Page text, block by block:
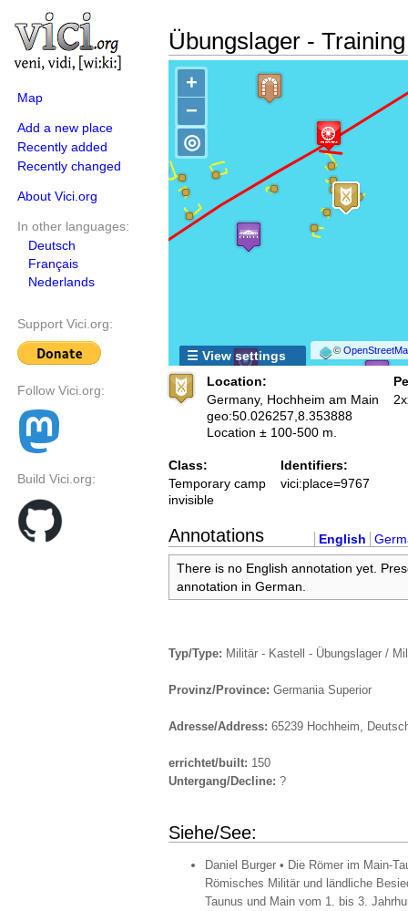
Map
Add a new place
Recently added
Recently changed
About Vici.org
In other languages:
Deutsch
Français
Nederlands
Support Vici.org:
Follow Vici.org:
Build Vici.org:
Übungslager -
+
−
©
◎
☰ View settings
Location:
Germany, Hochheim am Main
geo:50.026257,8.353888
Location ± 100-500 m.
Class:
Temporary camp
invisible
Identifiers:
vici:place=9767
Annotations English
There is no English annotation yet.
annotation in German.
Typ/Type: Militär - Kastell - Übungslager /
Provinz/Province: Germania Superior
Adresse/Address: 65239 Hochheim,
errichtet/built: 150
Untergang/Decline: ?
Siehe/See:
Daniel Burger • Die Römer im Main-
Römisches Militär und ländliche
Taunus und Main vom 1. bis 3.